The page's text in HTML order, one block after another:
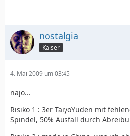
nostalgia
Kaiser
4. Mai 2009 um 03:45
najo...
Risiko 1 : 3er TaiyoYuden mit
Spindel, 50% Ausfall durch